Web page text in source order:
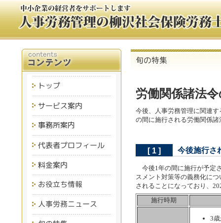
労働関係諸法
今後、人事労務管理に関連
の間に施行される労働関係
[ 1 ] 今後施行さ
今後1年の間に施行が予定
スメント対策等の義務化に
されることになっており、
施行時期
3